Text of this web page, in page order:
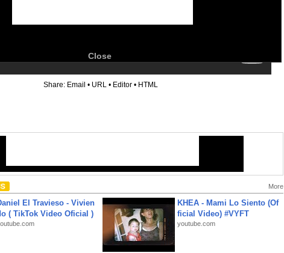
Close
Share: Email • URL • Editor • HTML
More
El Travieso - Vivien
( TikTok Video Oficial )
KHEA - Mami Lo Siento (Of
ficial Video) #VYFT
youtube.com